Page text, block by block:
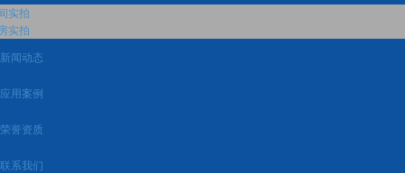
实拍
实拍
新闻动态
应用案例
荣誉资质
联系我们